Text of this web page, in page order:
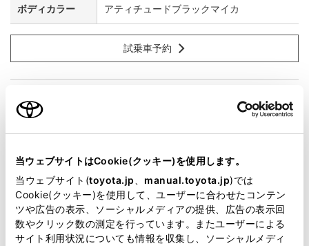
当ウェブサイトはCookie(クッキー)を使用します。
当ウェブサイト(toyota.jp manual.toyota.jp)では
Cookie(クッキー)を使用して、ユーザーに合わせたコンテン
ツや広告の表示、ソーシャルメディアの提供、広告の表示回
数やクリック数の測定を行っています。またユーザーによる
サイト利用状況についても情報を収集し、ソーシャルメディ
アティチュードブラックマイカ
試乗車予約
2
クラウン（スポーツ） SPORT Z